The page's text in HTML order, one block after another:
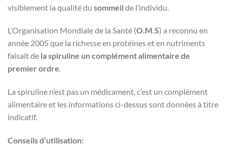
visiblement la qualité du sommeil de l’individu.
L’Organisation Mondiale de la Santé (O.M.S) a reconnu en
année 2005 que la richesse en protéines et en nutriments
faisait de la spiruline un complément alimentaire de
premier ordre.
La spiruline n’est pas un médicament, c’est un complément
alimentaire et les informations ci-dessus sont données à titre
indicatif.
Conseils d’utilisation: